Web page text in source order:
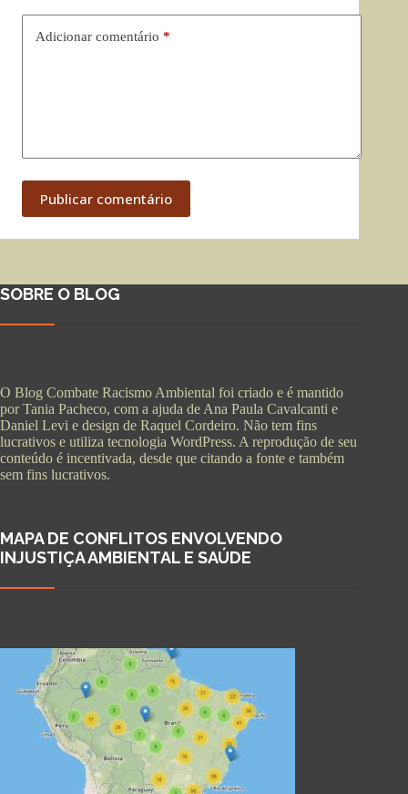
Adicionar comentário *
Publicar comentário
SOBRE O BLOG
O Blog Combate Racismo Ambiental foi criado e é mantido
por Tania Pacheco, com a ajuda de Ana Paula Cavalcanti e
Daniel Levi e design de Raquel Cordeiro. Não tem fins
lucrativos e utiliza tecnologia WordPress. A reprodução de seu
conteúdo é incentivada, desde que citando a fonte e também
sem fins lucrativos.
MAPA DE CONFLITOS ENVOLVENDO
INJUSTIÇA AMBIENTAL E SAÚDE